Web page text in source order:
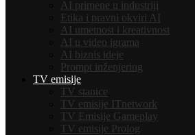
AI primene u industriji
Etika i pravni okviri AI
AI umetnost i kreativnost
AI u video igrama
AI biznis ideje
Prompt inženjering
TV emisije
TV stanice
TV emisije ITnetwork
TV Emisije Gameplay
TV emisije Prolog